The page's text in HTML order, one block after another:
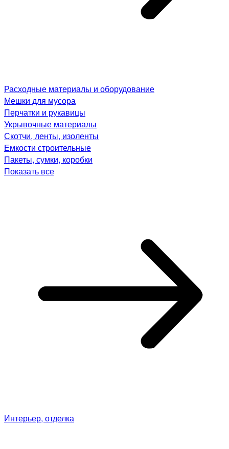
Расходные материалы и оборудование
Мешки для мусора
Перчатки и рукавицы
Укрывочные материалы
Скотчи, ленты, изоленты
Емкости строительные
Пакеты, сумки, коробки
Показать все
Интерьер, отделка